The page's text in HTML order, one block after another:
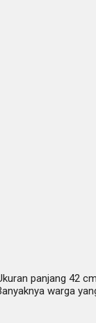
panjang 42
warga